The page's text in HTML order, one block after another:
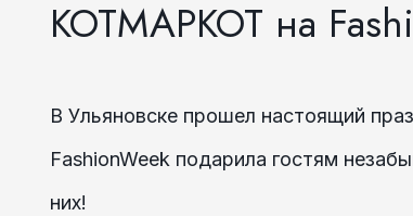
КОТМАРКОТ на
В Ульяновске прошел настоящий
FashionWeek подарила гостям
них!